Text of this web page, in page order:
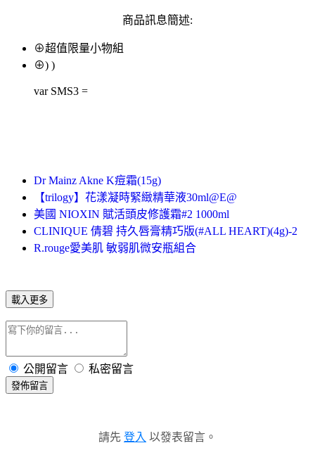
商品訊息簡述:
⊕超值限量小物組
⊕) )
var SMS3 =
Dr Mainz Akne K痘霜(15g)
【trilogy】花漾凝時緊緻精華液30ml@E@
美國 NIOXIN 賦活頭皮修護霜#2 1000ml
CLINIQUE 倩碧 持久唇膏精巧版(#ALL HEART)(4g)-2
R.rouge愛美肌 敏弱肌微安瓶組合
載入更多
公開留言 私密留言
發佈留言
請先 登入 以發表留言。